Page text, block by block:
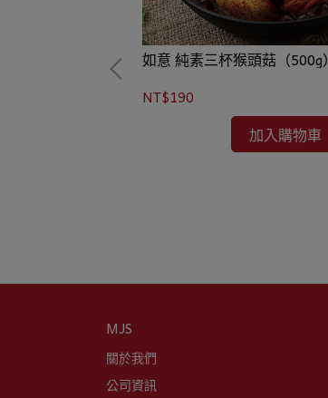
如意 純素三杯猴頭菇（500g）
NT$190
加入購物車
MJS
關於我們
公司資訊